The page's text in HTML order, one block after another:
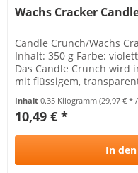
Wachs Cracker
Candle Crunch/Wachs
Inhalt: 350 g Farbe:
Das Candle Crunch wird
mit flüssigem,
Inhalt0.35 Kilogramm(29,97 € *
10,49 € *
In den